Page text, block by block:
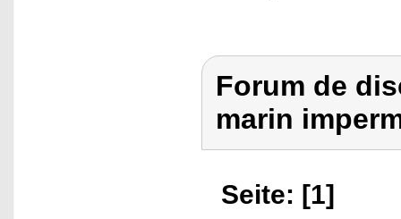
Forum de
marin
Seite: [1]